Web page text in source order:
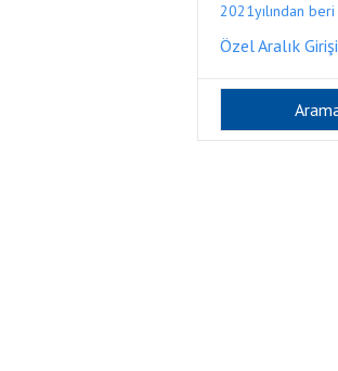
2021yılından beri
Özel Aralık Girişi